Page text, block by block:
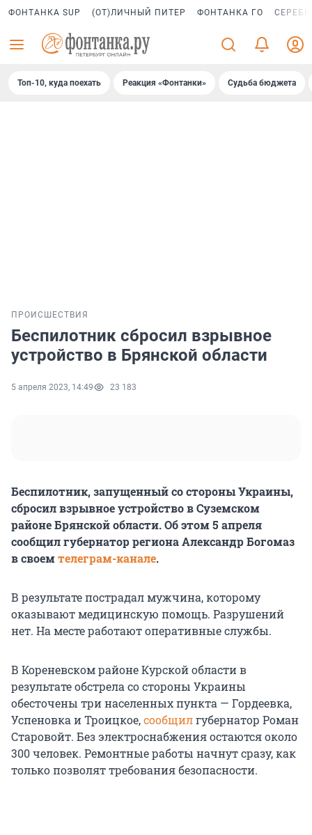
ФОНТАНКА SUP (ОТ)ЛИЧНЫЙ ПИТЕР ФОНТАНКА ГО
Топ-10, куда поехать Реакция «Фонтанки» Судьба бюджета
ПРОИСШЕСТВИЯ
Беспилотник сбросил взрывное
устройство в Брянской области
5 апреля 2023, 14:49 23 183
Беспилотник, запущенный со стороны Украины,
сбросил взрывное устройство в Суземском
районе Брянской области. Об этом 5 апреля
сообщил губернатор региона Александр Богомаз
в своемтелеграм-канале.
В результате пострадал мужчина, которому
оказывают медицинскую помощь. Разрушений
нет. На месте работают оперативные службы.
В Кореневском районе Курской области в
результате обстрела со стороны Украины
обесточены три населенных пункта — Гордеевка,
Успеновка и Троицкое,сообщилгубернатор Роман
Старовойт. Без электроснабжения остаются около
300 человек. Ремонтные работы начнут сразу, как
только позволят требования безопасности.